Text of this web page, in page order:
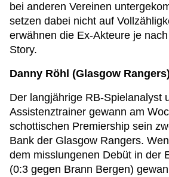
bei anderen Vereinen
setzen dabei nicht auf
erwähnen die Ex-Akteure je
Story.
Danny Röhl (Glasgow Rangers)
Der langjährige RB-Spielanalyst
Assistenztrainer gewann am
schottischen Premiership sein
Bank der Glasgow Rangers.
dem misslungenen Debüt in der
(0:3 gegen Brann Bergen)